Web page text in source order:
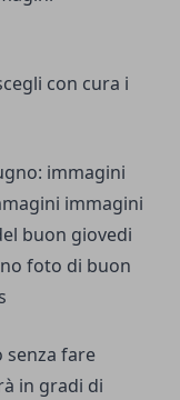
con cura i
fare
in gradi di